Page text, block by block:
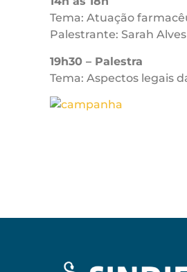
Tema: Atuação
Palestrante: Sarah
19h30 – Palestra
Tema: Aspectos legais